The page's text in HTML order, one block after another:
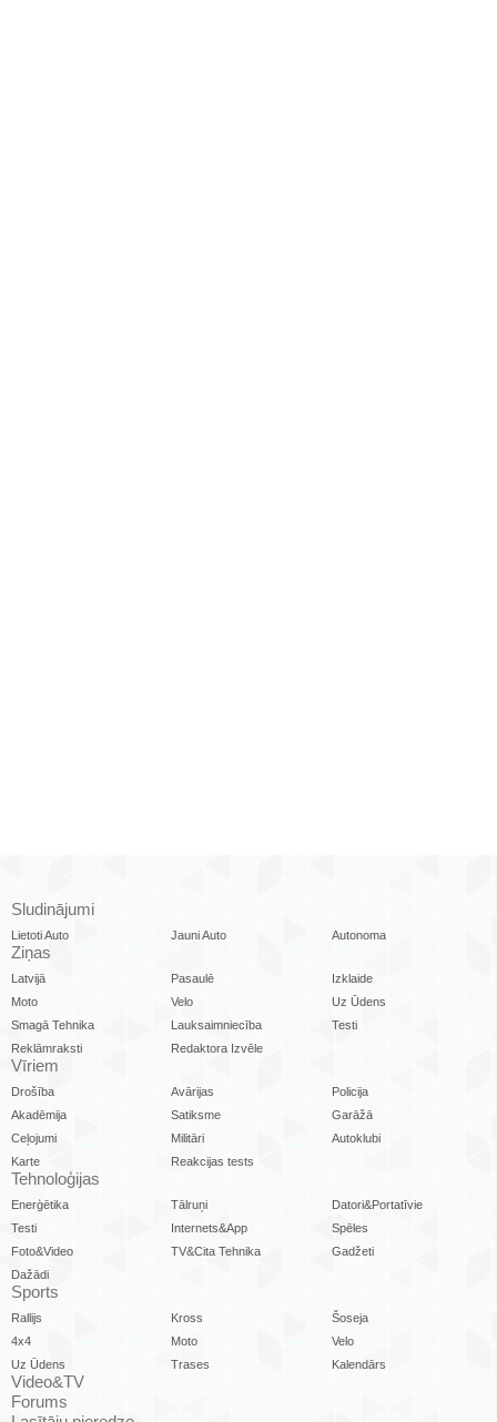
Sludinājumi
Lietoti Auto Jauni Auto Autonoma
Ziņas
Latvijā Pasaulē
Izklaide
Moto
Velo
Uz Ūdens
Smagā Tehnika
Lauksaimniecība
Testi
Reklāmraksti
Redaktora Izvēle
Vīriem
Drošība Avārijas
Policija
Akadēmija
Satiksme
Garāžā
Ceļojumi
Militāri
Autoklubi
Karte
Reakcijas tests
Tehnoloģijas
Enerģētika Tālruņi
Datori&Portatīvie
Testi
Internets&App
Spēles
Foto&Video
TV&Cita Tehnika
Gadžeti
Dažādi
Sports
Rallijs Kross
Šoseja
4x4
Moto
Velo
Uz Ūdens
Trases Kalendārs
Video&TV
Forums